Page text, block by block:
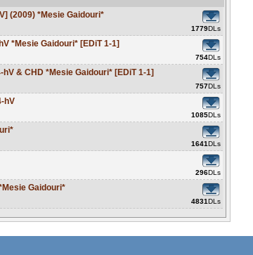
(2009) *Mesie Gaidouri*
1779DLs
*Mesie Gaidouri* [EDiT 1-1]
754DLs
& CHD *Mesie Gaidouri* [EDiT 1-1]
757DLs
hV
1085DLs
1641DLs
296DLs
Gaidouri*
4831DLs